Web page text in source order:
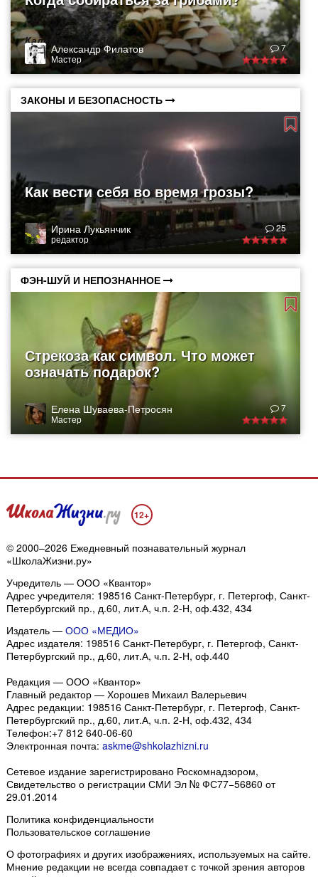
Календарь грибника
Александр Филатов
Мастер
7
ЗАКОНЫ И БЕЗОПАСНОСТЬ
Как вести себя во время грозы?
Ирина Лукьянчик
редактор
25
ФЭН-ШУЙ И НЕПОЗНАННОЕ
Стрекоза как символ. Что может
означать подарок?
Елена Шуваева-Петросян
Мастер
7
12+
© 2000–2026 Ежедневный познавательный журнал
«ШколаЖизни.ру»
Учредитель — ООО «Квантор»
Адрес учредителя: 198516 Санкт-Петербург, г. Петергоф, Санкт-
Петербургский пр., д.60, лит.А, ч.п. 2-Н, оф.432, 434
Издатель — ООО «МЕДИО»
Адрес издателя: 198516 Санкт-Петербург, г. Петергоф, Санкт-
Петербургский пр., д.60, лит.А, ч.п. 2-Н, оф.440
Редакция — ООО «Квантор»
Главный редактор — Хорошев Михаил Валерьевич
Адрес редакции: 198516 Санкт-Петербург, г. Петергоф, Санкт-
Петербургский пр., д.60, лит.А, ч.п. 2-Н, оф.432, 434
Телефон:+7 812 640-06-60
Электронная почта: askme@shkolazhizni.ru
Сетевое издание зарегистрировано Роскомнадзором,
Свидетельство о регистрации СМИ Эл № ФС77−56860 от
29.01.2014
Политика конфиденциальности
Пользовательское соглашение
О фотографиях и других изображениях, используемых на сайте.
Мнение редакции не всегда совпадает с точкой зрения авторов